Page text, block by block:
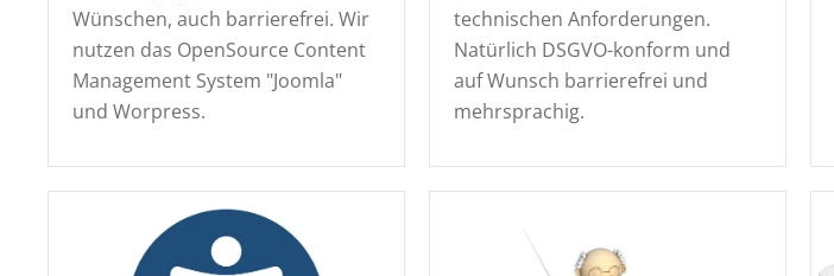
Wünschen, auch barrierefrei. Wir
nutzen das OpenSource Content
Management System "Joomla"
und Worpress.
technischen Anforderungen.
Natürlich DSGVO-konform und
auf Wunsch barrierefrei und
mehrsprachig.